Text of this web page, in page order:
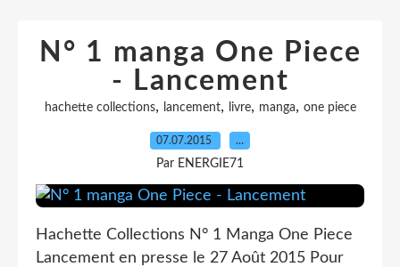
N° 1 manga One Piece
- Lancement
hachette collections, lancement, livre, manga, one piece
07.07.2015 …
Par ENERGIE71
Hachette Collections N° 1 Manga One Piece
Lancement en presse le 27 Août 2015 Pour